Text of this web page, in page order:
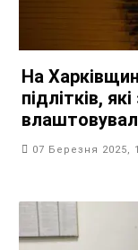
На
підлітків,
07 Березня 2025,